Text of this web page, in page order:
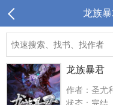
龙族
龙族暴君
作者：圣尤